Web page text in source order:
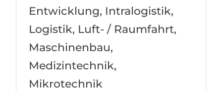
Entwicklung, Intralogistik,
Logistik, Luft- / Raumfahrt,
Maschinenbau,
Medizintechnik,
Mikrotechnik